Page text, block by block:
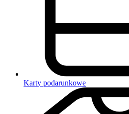
Karty podarunkowe